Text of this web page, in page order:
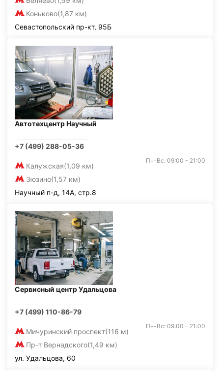
Коньково(1,87 км)
Севастопольский пр-кт, 95Б
Автотехцентр Научный
+7 (499) 288-05-36
Калужская(1,09 км)
Зюзино(1,57 км)
Пн-Вс: 09:00 - 21:00
Научный п-д, 14А, стр.8
Сервисный центр Удальцова
+7 (499) 110-86-79
Мичуринский проспект(116 м)
Пр-т Вернадского(1,49 км)
Пн-Вс: 09:00 - 21:00
ул. Удальцова, 60